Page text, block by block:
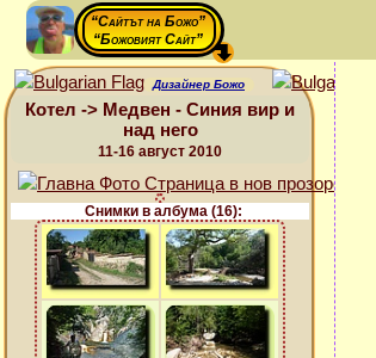
“Сайтът на Божо”
“Божовият Сайт”
Дизайнер Божо
Котел -> Медвен - Синия вир и
над него
11-16 август 2010
Снимки в албума (16):